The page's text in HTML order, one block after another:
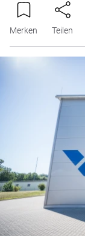
Merken Teilen